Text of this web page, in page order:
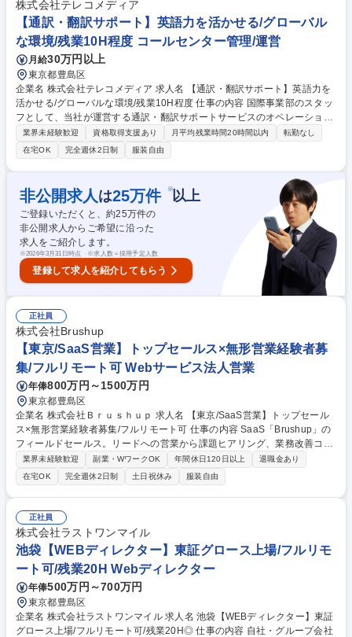
任し、より深く事業に携わるキャリアパスもございます。出張：通常時で
は年2-4回程度（海外顧客訪問・打合せ・、技術サポート） 募集職種 【池
袋/海外営業(アジア地域)】＜英語力を生かす＞国内TOPシェア/年休127日
株式会社テレコメディア
【通訳・翻訳サポート】英語力を活かせる/グローバル
な環境/残業10H程度 コールセンター管理/運営
月給30万円以上
東京都豊島区
企業名 株式会社テレコメディア 求人名 【通訳・翻訳サポート】英語力を
活かせる/グローバルな環境/残業10H程度 仕事の内容 国際事業部のスタッ
フとして、当社が運営する通訳・翻訳サポートサービスのオペレーション
全般をお任せいたします。事業拡大に伴う急募ポジションとして、1月ま
での入社が可能な方を募集いたします。 【業務内容例】■通訳・翻訳サポ
ートサービスに関するオペレーション業務（電話・メールなど）■クライ
アント先へのメール・電話などのやり取り 等 【教育体制】入社後、2日間
ほどは座学研修やオフィス・部門見学を実施。まずは、当社への理解を深
めていただきます。その後、1か月間、人事部による業務研修を経て、現
場配属となります。未経験でも安心して活躍できるよう、フォロー体制が
充実しております！ 募集職種 【通訳・翻訳サポート】英語力を活かせる/
グローバルな環境/残業10H程度
業界未経験歓迎 資格取得支援あり 月平均残業時間20時間以内
転勤なし
在宅OK
完全週休2日制 服装自由
非公開求人 は25万件 ※以上
ご登録いただくと、約25万件の
非公開求人からご希望に沿った
求人をご紹介します。
※2026年3月31日時点 ※求人数＝採用予定人数
登録して求人を紹介してもらう
正社員
株式会社Brushup
【東京/SaaS営業】トップセールス×無形営業経験者募
集/フルリモート可 Webサービス法人営業
年俸800万円～1500万円
東京都豊島区
企業名 株式会社Ｂｒｕｓｈｕｐ 求人名 【東京/SaaS営業】トップセール
ス×無形営業経験者募集/フルリモート可 仕事の内容 SaaS「Brushup」の
フィールドセールス。リードへの営業から課題ヒアリング、業務改善コン
サル、導入支援まで一気通貫で担当。ルール構築からPDCAを回し、組織
成長を牽引していただきます。 ■インサイドセールスからの供給・自己創
出リードへの商談 ■潜在的な非効率やリスクを顕在化させるソリューショ
ン提案 ■Brushupの導入・運用支援およびオフラインマーケティング 【魅
力】大手企業向けなど複雑な案件を通じ、営業としての市場価値を最大化
可能。 【業務内容の変更範囲】当社の指定する業務 募集職種 【東京/Saa
S営業】トップセールス×無形営業経験者募集/フルリモート可
業界未経験歓迎 副業・WワークOK 年間休日120日以上
退職金あり
在宅OK
完全週休2日制 土日祝休み 服装自由
正社員
株式会社ラストワンマイル
池袋【WEBディレクター】東証グロース上場/フルリモ
ート可/残業20H Webディレクター
年俸500万円～700万円
東京都豊島区
企業名 株式会社ラストワンマイル 求人名 池袋【WEBディレクター】東証
グロース上場/フルリモート可/残業20H◎ 仕事の内容 自社・グループ会社